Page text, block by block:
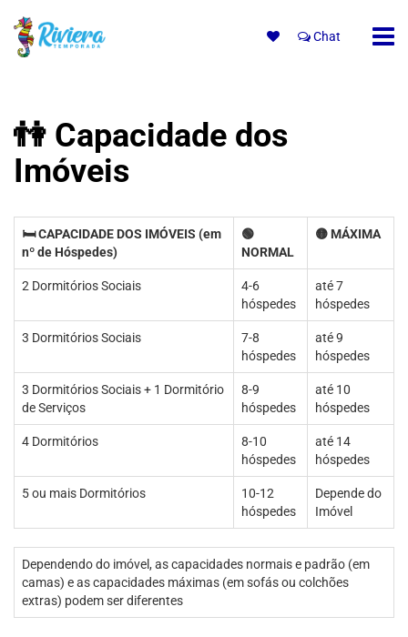
Chat
👫 Capacidade dos
Imóveis
🛏 CAPACIDADE DOS IMÓVEIS (em
nº de Hóspedes)
🟢
NORMAL
🟡 MÁXIMA
2 Dormitórios Sociais
4-6
hóspedes
até 7
hóspedes
3 Dormitórios Sociais
7-8
hóspedes
até 9
hóspedes
3 Dormitórios Sociais + 1 Dormitório
de Serviços
8-9
hóspedes
até 10
hóspedes
4 Dormitórios
8-10
hóspedes
até 14
hóspedes
5 ou mais Dormitórios
10-12
hóspedes
Depende do
Imóvel
Dependendo do imóvel, as capacidades normais e padrão (em
camas) e as capacidades máximas (em sofás ou colchões
extras) podem ser diferentes